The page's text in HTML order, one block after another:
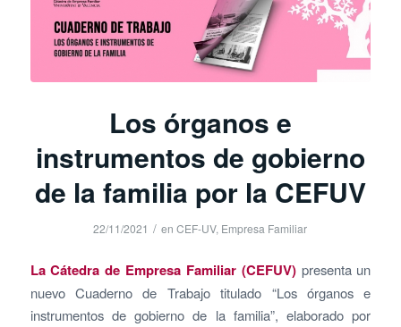
Los órganos e
instrumentos de gobierno
de la familia por la CEFUV
22/11/2021 / enCEF-UV, Empresa Familiar
La Cátedra de Empresa Familiar (CEFUV)presenta un
nuevo Cuaderno de Trabajo titulado “Los órganos e
instrumentos de gobierno de la familia”, elaborado por